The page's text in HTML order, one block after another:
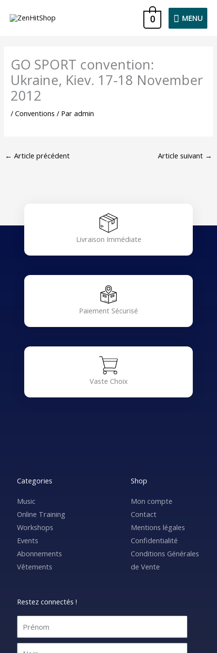
MENU
MENU
0
GO SPORT convention:
Ukraine, Kiev. 17-18 November
2012
/Conventions / Paradmin
← Article précédent Article suivant →
Livraison Immédiate
Paiement Sécurisé
Vaste Choix
Categories
Music
Online Training
Workshops
Events
Abonnements
Vêtements
Shop
Mon compte
Contact
Mentions légales
Confidentialité
Conditions Générales
de Vente
Restez connectés !